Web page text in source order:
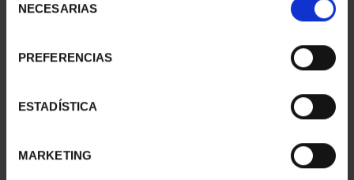
NECESARIAS
PREFERENCIAS
ESTADÍSTICA
MARKETING
PROVINCIA 3
SUSCRIPCIÓN
CAPITALES DE
PROVINCIA 4